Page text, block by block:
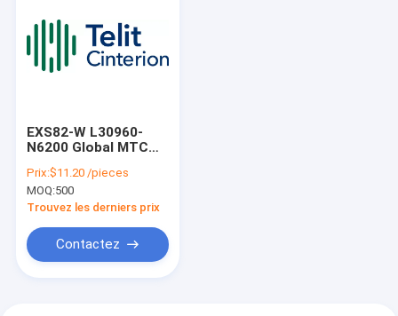
EXS82-W L30960-
N6200 Global MTC
2G Le module sans fil
IoT de Teli Cinterion
est à l'origine de
technologie LTE vers
la 5G, permettant
Power Wide Area
Prix:$11.20 /pieces
MOQ:500
Trouvez les derniers prix
Contactez